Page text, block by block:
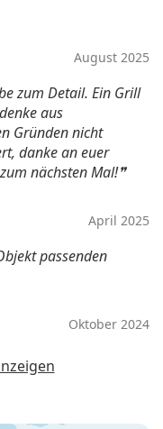
August 2025
zum Detail. Ein Grill
aus
Gründen nicht
danke an euer
nächsten Mal!
April 2025
passenden
Oktober 2024